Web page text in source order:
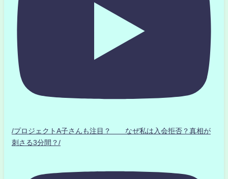
/プロジェクトA子さんも注目？ なぜ私は入会拒否？真相が
刺さる3分間？/